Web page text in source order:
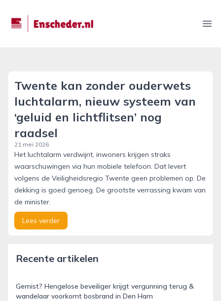
enscheder.nl
Twente kan zonder ouderwets
luchtalarm, nieuw systeem van
‘geluid en lichtflitsen’ nog
raadsel
21 mei 2026
Het luchtalarm verdwijnt, inwoners krijgen straks
waarschuwingen via hun mobiele telefoon. Dat levert
volgens de Veiligheidsregio Twente geen problemen op. De
dekking is goed genoeg. De grootste verrassing kwam van
de minister.
Lees verder
Recente artikelen
Gemist? Hengelose beveiliger krijgt vergunning terug &
wandelaar voorkomt bosbrand in Den Ham